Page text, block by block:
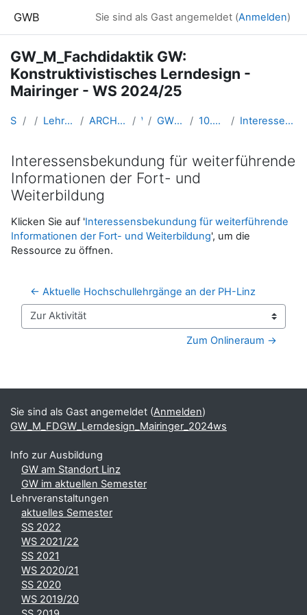
GWB Sie sind als Gast angemeldet (Anmelden)
GW_M_Fachdidaktik GW:
Konstruktivistisches Lerndesign -
Mairinger - WS 2024/25
Startseite Kurse Lehramtsausbildung GW im Cluster Österreich Mitte ARCHIV - Lehrveranstaltungen am Standort Linz - seit 2016 WS 2024/25 GW_M_FDGW_Lerndesign_Mairinger_2024ws 10.01.25 14h40-17h20in Präsenz B311 (Koller) Interessensbekundung für weiterführende Informationen der Fort- und Weiterbildung
Interessensbekundung für weiterführende
Informationen der Fort- und
Weiterbildung
Abschlussbedingungen
Klicken Sie auf 'Interessensbekundung für weiterführende
Informationen der Fort- und Weiterbildung', um die
Ressource zu öffnen.
← Aktuelle Hochschullehrgänge an der PH-Linz
Zur Aktivität
Zum Onlineraum →
Ergänzungsblöcke
Sie sind als Gast angemeldet (Anmelden)
GW_M_FDGW_Lerndesign_Mairinger_2024ws
Info zur Ausbildung
GW am Standort Linz
GW im aktuellen Semester
Lehrveranstaltungen
aktuelles Semester
SS 2022
WS 2021/22
SS 2021
WS 2020/21
SS 2020
WS 2019/20